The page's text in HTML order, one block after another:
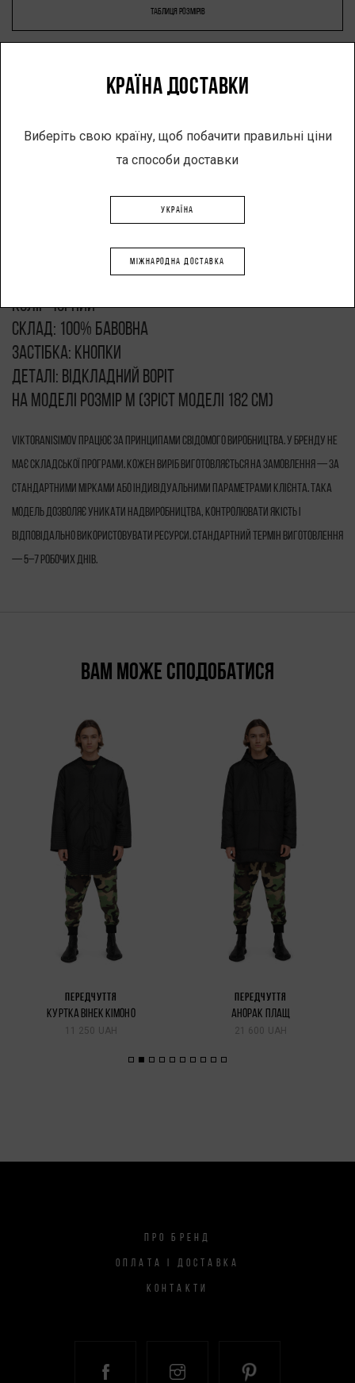
ТАБЛИЦЯ РОЗМІРІВ
ДОДАТИ В КОШИК
Колір чорний
Склад: 100% бавовна
Застібка: кнопки
Деталі: відкладний воріт
На моделі розмір М (зріст моделі 182 см)
VIKTORANISIMOV працює за принципами свідомого виробництва. У бренду не
має складської програми. Кожен виріб виготовляється на замовлення — за
стандартними мірками або індивідуальними параметрами клієнта. Така
модель дозволяє уникати надвиробництва, контролювати якість і
відповідально використовувати ресурси. Стандартний термін виготовлення
— 5–7 робочих днів.
ВАМ МОЖЕ СПОДОБАТИСЯ
ПЕРЕДЧУТТЯ
КУРТКА ВІНЕК КІМОНО
11 250 UAH
ПЕРЕДЧУТТЯ
АНОРАК ПЛАЩ
21 600 UAH
ПРО БРЕНД
ОПЛАТА І ДОСТАВКА
КОНТАКТИ
КРАЇНА ДОСТАВКИ
Виберіть свою країну, щоб побачити правильні ціни
та способи доставки
УКРАЇНА
МІЖНАРОДНА ДОСТАВКА